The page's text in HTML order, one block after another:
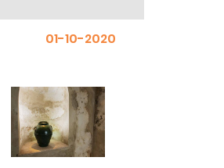
01-10-2020